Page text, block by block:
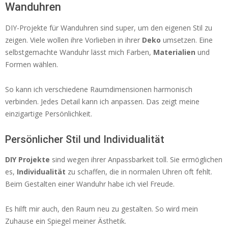
Wanduhren
DIY-Projekte für Wanduhren sind super, um den eigenen Stil zu
zeigen. Viele wollen ihre Vorlieben in ihrer Deko umsetzen. Eine
selbstgemachte Wanduhr lässt mich Farben, Materialien und
Formen wählen.
So kann ich verschiedene Raumdimensionen harmonisch
verbinden. Jedes Detail kann ich anpassen. Das zeigt meine
einzigartige Persönlichkeit.
Persönlicher Stil und Individualität
DIY Projekte sind wegen ihrer Anpassbarkeit toll. Sie ermöglichen
es, Individualität zu schaffen, die in normalen Uhren oft fehlt.
Beim Gestalten einer Wanduhr habe ich viel Freude.
Es hilft mir auch, den Raum neu zu gestalten. So wird mein
Zuhause ein Spiegel meiner Ästhetik.